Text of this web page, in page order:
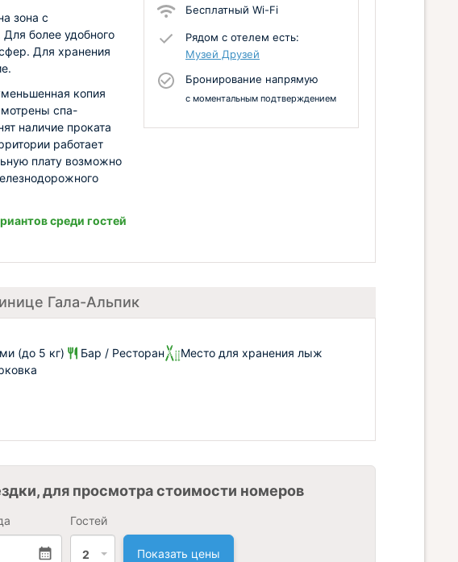
Бесплатный Wi-Fi
Рядом с отелем есть:
Музей Друзей
Бронирование напрямую
с моментальным подтверждением
зона с
более удобного
Для хранения
копия
спа-
наличие проката
работает
плату возможно
среди гостей
Гала-Альпик
(до 5 кг) Бар / Ресторан
Место для хранения лыж
для просмотра стоимости номеров
Гостей
2 Показать цены